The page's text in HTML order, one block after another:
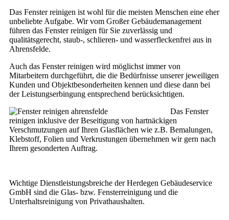
Das Fenster reinigen ist wohl für die meisten Menschen eine eher
unbeliebte Aufgabe. Wir vom Großer Gebäudemanagement
führen das Fenster reinigen für Sie zuverlässig und
qualitätsgerecht, staub-, schlieren- und wasserfleckenfrei aus in
Ahrensfelde.
Auch das Fenster reinigen wird möglichst immer von
Mitarbeitern durchgeführt, die die Bedürfnisse unserer jeweiligen
Kunden und Objektbesonderheiten kennen und diese dann bei
der Leistungserbingung entsprechend berücksichtigen.
Das Fenster
reinigen inklusive der Beseitigung von hartnäckigen
Verschmutzungen auf Ihren Glasflächen wie z.B. Bemalungen,
Klebstoff, Folien und Verkrustungen übernehmen wir gern nach
Ihrem gesonderten Auftrag.
Wichtige Dienstleistungsbreiche der Herdegen Gebäudeservice
GmbH sind die Glas- bzw. Fensterreinigung und die
Unterhaltsreinigung von Privathaushalten.